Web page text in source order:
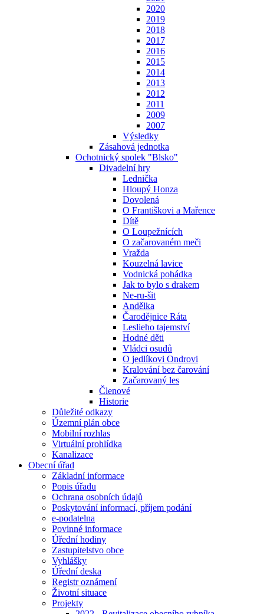
2020
2019
2018
2017
2016
2015
2014
2013
2012
2011
2009
2007
Výsledky
Zásahová jednotka
Ochotnický spolek "Blsko"
Divadelní hry
Lednička
Hloupý Honza
Dovolená
O Františkovi a Mařence
Dítě
O Loupežnících
O začarovaném meči
Vražda
Kouzelná lavice
Vodnická pohádka
Jak to bylo s drakem
Ne-ru-šit
Andělka
Čarodějnice Ráta
Leslieho tajemství
Hodné děti
Vládci osudů
O jedlíkovi Ondrovi
Kralování bez čarování
Začarovaný les
Členové
Historie
Důležité odkazy
Územní plán obce
Mobilní rozhlas
Virtuální prohlídka
Kanalizace
Obecní úřad
Základní informace
Popis úřadu
Ochrana osobních údajů
Poskytování informací, příjem podání
e-podatelna
Povinné informace
Úřední hodiny
Zastupitelstvo obce
Vyhlášky
Úřední deska
Registr oznámení
Životní situace
Projekty